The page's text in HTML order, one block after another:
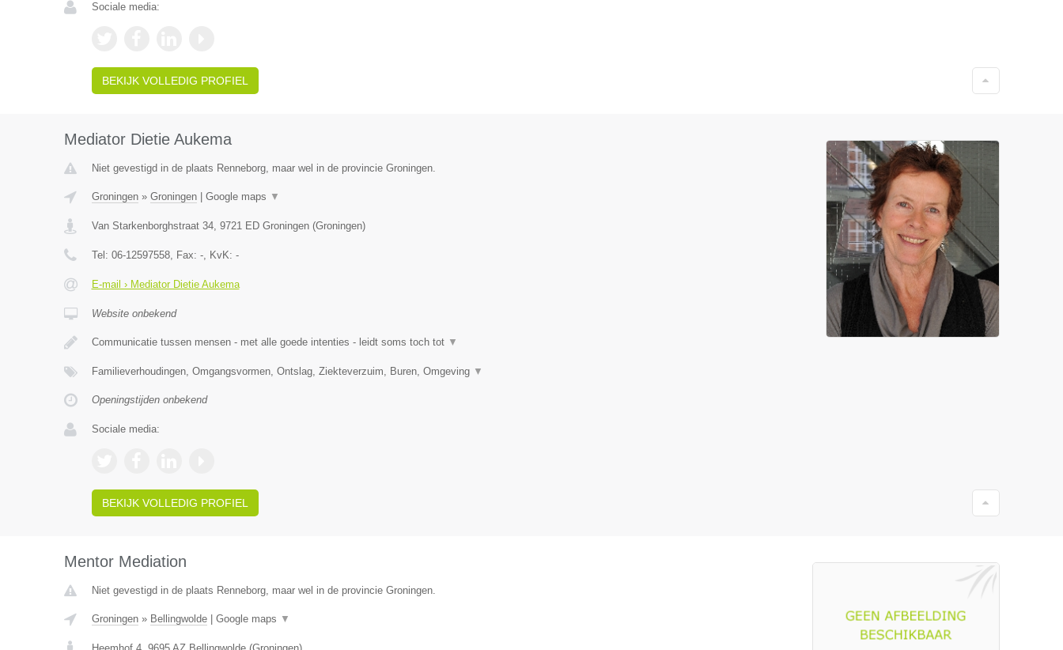
Sociale media:
BEKIJK VOLLEDIG PROFIEL
Mediator Dietie Aukema
Niet gevestigd in de plaats Renneborg, maar wel in de provincie Groningen.
Groningen» Groningen| Google maps ▼
Van Starkenborghstraat 34, 9721 ED Groningen(Groningen)
Tel: 06-12597558, Fax: -, KvK: -
E-mail › Mediator Dietie Aukema
Website onbekend
Communicatie tussen mensen - met alle goede intenties - leidt soms toch tot ▼
Familieverhoudingen, Omgangsvormen, Ontslag, Ziekteverzuim, Buren, Omgeving ▼
Openingstijden onbekend
Sociale media:
BEKIJK VOLLEDIG PROFIEL
Mentor Mediation
Niet gevestigd in de plaats Renneborg, maar wel in de provincie Groningen.
Groningen» Bellingwolde| Google maps ▼